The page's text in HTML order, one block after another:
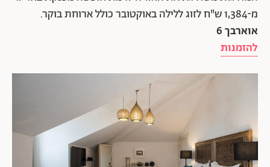
מ-1,384 ש"ח לזוג ללילה באוקטובר כולל ארוחת בוקר.
אוארבך 6
להזמנות